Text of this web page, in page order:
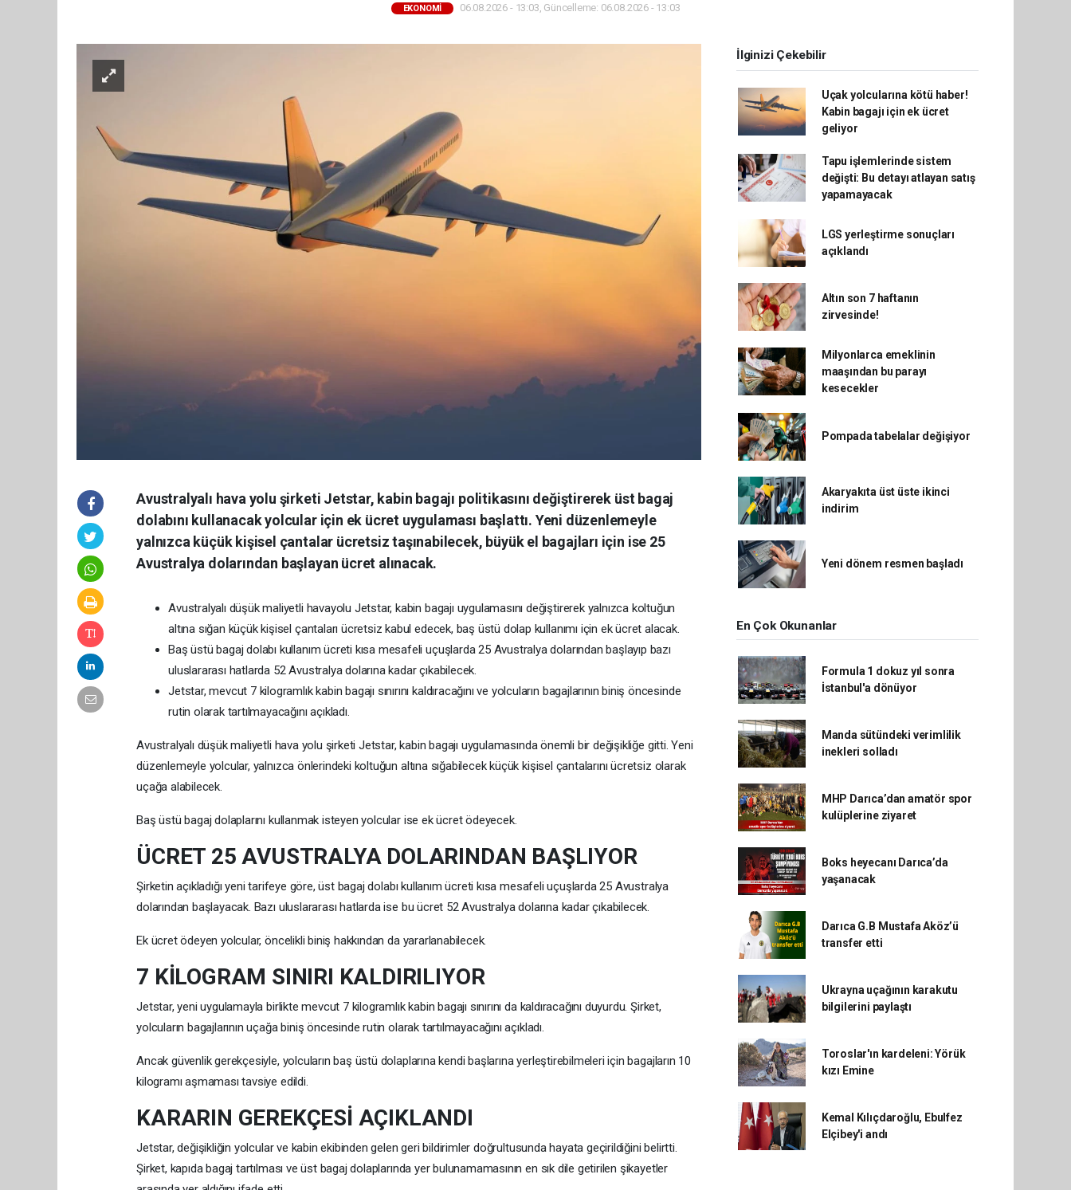
EKONOMİ 06.08.2026 - 13:03, Güncelleme: 06.08.2026 - 13:03
Avustralyalı hava yolu şirketi Jetstar, kabin bagajı politikasını değiştirerek üst bagaj
dolabını kullanacak yolcular için ek ücret uygulaması başlattı. Yeni düzenlemeyle
yalnızca küçük kişisel çantalar ücretsiz taşınabilecek, büyük el bagajları için ise 25
Avustralya dolarından başlayan ücret alınacak.
Avustralyalı düşük maliyetli havayolu Jetstar, kabin bagajı uygulamasını değiştirerek yalnızca koltuğun
altına sığan küçük kişisel çantaları ücretsiz kabul edecek, baş üstü dolap kullanımı için ek ücret alacak.
Baş üstü bagaj dolabı kullanım ücreti kısa mesafeli uçuşlarda 25 Avustralya dolarından başlayıp bazı
uluslararası hatlarda 52 Avustralya dolarına kadar çıkabilecek.
Jetstar, mevcut 7 kilogramlık kabin bagajı sınırını kaldıracağını ve yolcuların bagajlarının biniş öncesinde
rutin olarak tartılmayacağını açıkladı.
Avustralyalı düşük maliyetli hava yolu şirketi Jetstar, kabin bagajı uygulamasında önemli bir değişikliğe gitti. Yeni
düzenlemeyle yolcular, yalnızca önlerindeki koltuğun altına sığabilecek küçük kişisel çantalarını ücretsiz olarak
uçağa alabilecek.
Baş üstü bagaj dolaplarını kullanmak isteyen yolcular ise ek ücret ödeyecek.
ÜCRET 25 AVUSTRALYA DOLARINDAN BAŞLIYOR
Şirketin açıkladığı yeni tarifeye göre, üst bagaj dolabı kullanım ücreti kısa mesafeli uçuşlarda 25 Avustralya
dolarından başlayacak. Bazı uluslararası hatlarda ise bu ücret 52 Avustralya dolarına kadar çıkabilecek.
Ek ücret ödeyen yolcular, öncelikli biniş hakkından da yararlanabilecek.
7 KİLOGRAM SINIRI KALDIRILIYOR
Jetstar, yeni uygulamayla birlikte mevcut 7 kilogramlık kabin bagajı sınırını da kaldıracağını duyurdu. Şirket,
yolcuların bagajlarının uçağa biniş öncesinde rutin olarak tartılmayacağını açıkladı.
Ancak güvenlik gerekçesiyle, yolcuların baş üstü dolaplarına kendi başlarına yerleştirebilmeleri için bagajların 10
kilogramı aşmaması tavsiye edildi.
KARARIN GEREKÇESİ AÇIKLANDI
Jetstar, değişikliğin yolcular ve kabin ekibinden gelen geri bildirimler doğrultusunda hayata geçirildiğini belirtti.
Şirket, kapıda bagaj tartılması ve üst bagaj dolaplarında yer bulunamamasının en sık dile getirilen şikayetler
İlginizi Çekebilir
Uçak yolcularına kötü haber!
Kabin bagajı için ek ücret
geliyor
Tapu işlemlerinde sistem
değişti: Bu detayı atlayan satış
yapamayacak
LGS yerleştirme sonuçları
açıklandı
Altın son 7 haftanın
zirvesinde!
Milyonlarca emeklinin
maaşından bu parayı
kesecekler
Pompada tabelalar değişiyor
Akaryakıta üst üste ikinci
indirim
Yeni dönem resmen başladı
En Çok Okunanlar
Formula 1 dokuz yıl sonra
İstanbul'a dönüyor
Manda sütündeki verimlilik
inekleri solladı
MHP Darıca’dan amatör spor
kulüplerine ziyaret
Boks heyecanı Darıca’da
yaşanacak
Darıca G.B Mustafa Aköz’ü
transfer etti
Ukrayna uçağının karakutu
bilgilerini paylaştı
Toroslar'ın kardeleni: Yörük
kızı Emine
Kemal Kılıçdaroğlu, Ebulfez
Elçibey'i andı